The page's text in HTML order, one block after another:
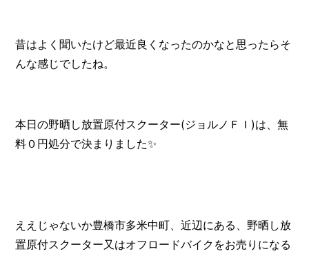
昔はよく聞いたけど最近良くなったのかなと思ったらそ
んな感じでしたね。
本日の野晒し放置原付スクーター(ジョルノＦＩ)は、無
料０円処分で決まりました✨
ええじゃないか豊橋市多米中町、近辺にある、野晒し放
置原付スクーター又はオフロードバイクをお売りになる